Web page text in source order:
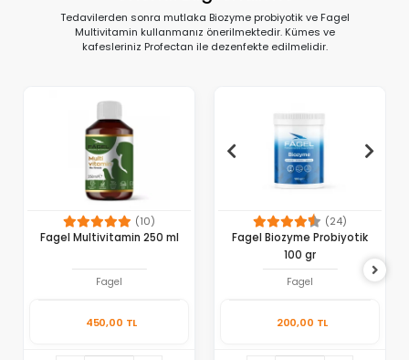
Tedavilerden sonra mutlaka Biozyme probiyotik ve Fagel
Multivitamin kullanmanız önerilmektedir. Kümes ve
kafesleriniz Profectan ile dezenfekte edilmelidir.
(10)
Fagel Multivitamin 250 ml
Fagel
450,00 TL
(24)
Fagel Biozyme Probiyotik
100 gr
Fagel
200,00 TL